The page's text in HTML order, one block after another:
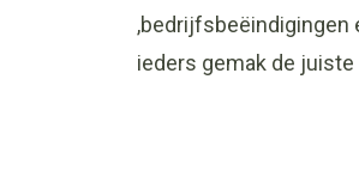
,bedrijfsbeëindigingen
ieders gemak de juiste